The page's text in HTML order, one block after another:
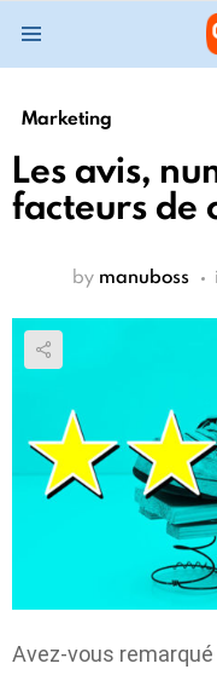
Marketing
Les avis,
facteurs de
by manuboss
Avez-vous